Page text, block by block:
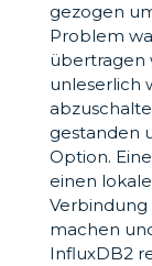
gezogen
Problem
übertragen
unleserlich
gestanden
Option.
einen
Verbindung
machen
InfluxDB2